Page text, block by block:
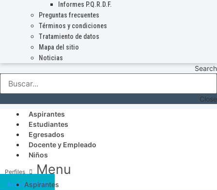
Informes P.Q.R.D.F.
Preguntas frecuentes
Términos y condiciones
Tratamiento de datos
Mapa del sitio
Noticias
Search
Close
Aspirantes
Estudiantes
Egresados
Docente y Empleado
Niños
Menu
Aspirantes
Acceso SICAU